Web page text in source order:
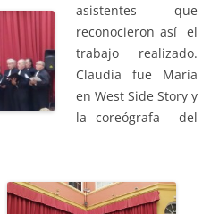
asistentes que
reconocieron así el
trabajo realizado.
Claudia fue María
en West Side Story y
la coreógrafa del